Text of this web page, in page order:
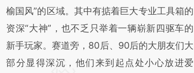
榆国风”的区域。其中有掂着巨大专业工具箱的
资深“大神”，也不乏只举着一辆崭新四驱车的
新手玩家。赛道旁，80后、90后的大朋友们大
部分显得深沉，他们来到起点处小心放进爱